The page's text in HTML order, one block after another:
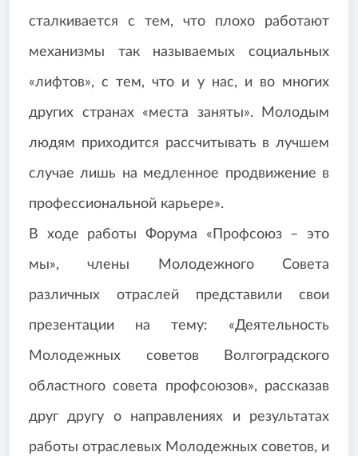
сталкивается с тем, что плохо работают
механизмы так называемых социальных
«лифтов», с тем, что и у нас, и во многих
других странах «места заняты». Молодым
людям приходится рассчитывать в лучшем
случае лишь на медленное продвижение в
профессиональной карьере».
В ходе работы Форума «Профсоюз – это
мы», члены Молодежного Совета
различных отраслей представили свои
презентации на тему: «Деятельность
Молодежных советов Волгоградского
областного совета профсоюзов», рассказав
друг другу о направлениях и результатах
работы отраслевых Молодежных советов, и